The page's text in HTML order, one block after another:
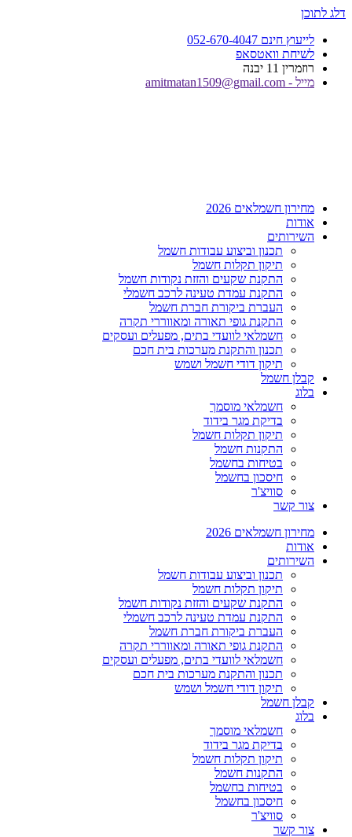
דלג לתוכן
לייעוץ חינם 052-670-4047
לשיחת וואטסאפ
רוזמרין 11 יבנה
מייל - amitmatan1509@gmail.com
מחירון חשמלאים 2026
אודות
השירותים
תכנון וביצוע עבודות חשמל
תיקון תקלות חשמל
התקנת שקעים והזזת נקודות חשמל
התקנת עמדת טעינה לרכב חשמלי
העברת ביקורת חברת חשמל
התקנת גופי תאורה ומאווררי תקרה
חשמלאי לוועדי בתים, מפעלים ועסקים
תכנון והתקנת מערכות בית חכם
תיקון דודי חשמל ושמש
קבלן חשמל
בלוג
חשמלאי מוסמך
בדיקת מגר בידוד
תיקון תקלות חשמל
התקנות חשמל
בטיחות בחשמל
חיסכון בחשמל
סוויצ'ר
צור קשר
מחירון חשמלאים 2026
אודות
השירותים
תכנון וביצוע עבודות חשמל
תיקון תקלות חשמל
התקנת שקעים והזזת נקודות חשמל
התקנת עמדת טעינה לרכב חשמלי
העברת ביקורת חברת חשמל
התקנת גופי תאורה ומאווררי תקרה
חשמלאי לוועדי בתים, מפעלים ועסקים
תכנון והתקנת מערכות בית חכם
תיקון דודי חשמל ושמש
קבלן חשמל
בלוג
חשמלאי מוסמך
בדיקת מגר בידוד
תיקון תקלות חשמל
התקנות חשמל
בטיחות בחשמל
חיסכון בחשמל
סוויצ'ר
צור קשר